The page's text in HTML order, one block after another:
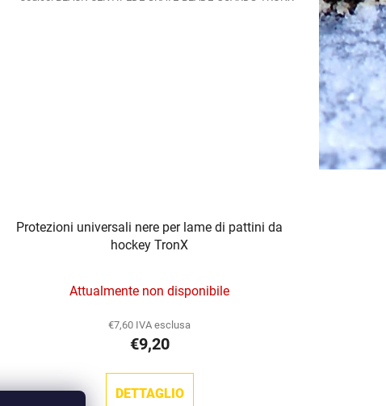
Protezioni universali nere per lame di pattini da
hockey TronX
Attualmente non disponibile
€7,60 IVA esclusa
€9,20
DETTAGLIO